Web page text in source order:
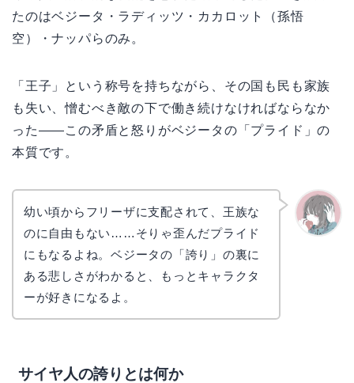
たのはベジータ・ラディッツ・カカロット（孫悟
空）・ナッパらのみ。
「王子」という称号を持ちながら、その国も民も家族
も失い、憎むべき敵の下で働き続けなければならなか
った——この矛盾と怒りがベジータの「プライド」の
本質です。
幼い頃からフリーザに支配されて、王族な
のに自由もない……そりゃ歪んだプライド
にもなるよね。ベジータの「誇り」の裏に
ある悲しさがわかると、もっとキャラクタ
ーが好きになるよ。
サイヤ人の誇りとは何か